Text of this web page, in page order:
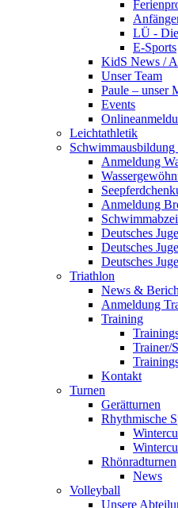
LÜ -
E-Sports
KidS News /
Unser Team
Paule – unser
Events
Leichtathletik
Anmeldung
Anmeldung
Deutsches
Deutsches
Deutsches
Triathlon
News &
Anmeldung
Training
Trainer/
Kontakt
Turnen
Gerätturnen
Rhythmische
Rhönradturnen
News
Volleyball
Unsere